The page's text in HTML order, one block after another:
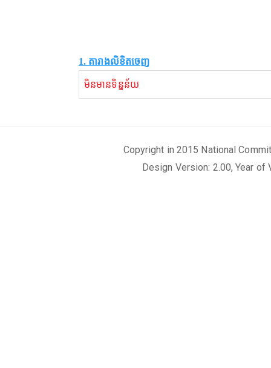
1. តារាងលិខិតចេញ
មិនមានទិន្នន័យ
Copyright in 2015 National
Design Version: 2.00, Year